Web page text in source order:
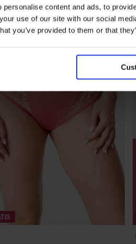
personalise content and ads, to
use of our site with our social
you’ve provided to them or that